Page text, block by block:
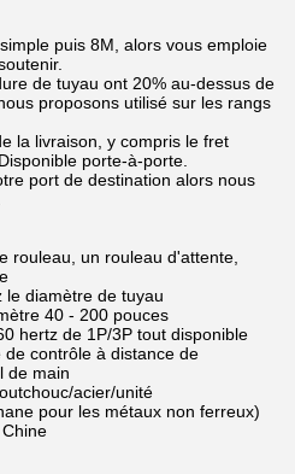
puis 8M, alors vous emploie
de tuyau ont 20% au-dessus de
proposons utilisé sur les rangs
la livraison, y compris le fret
porte-à-porte.
port de destination alors nous
rouleau, un rouleau d'attente,
le diamètre de tuyau
40 - 200 pouces
hertz de 1P/3P tout disponible
contrôle à distance de
de main
acier/unité
pour les métaux non ferreux)